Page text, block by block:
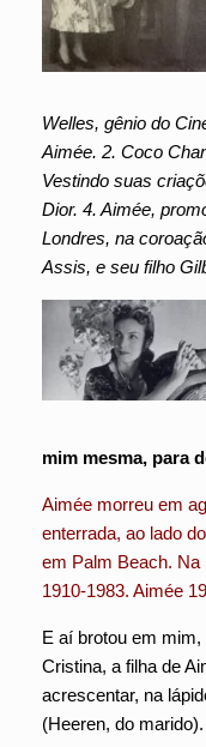
Welles, gênio do
Aimée. 2. Coco
Vestindo suas
Dior. 4. Aimée,
Londres, na
Assis, e seu filho
mim mesma, para
Aimée morreu em
enterrada, ao lado
em Palm Beach. Na
1910-1983. Aimée
E aí brotou em
Cristina, a filha de
acrescentar, na
(Heeren, do marido).